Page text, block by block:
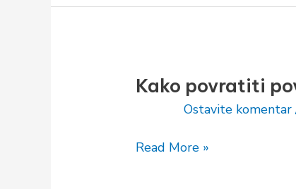
Kako povratiti
Ostavite komentar
Kako
povratiti
u
Read More »